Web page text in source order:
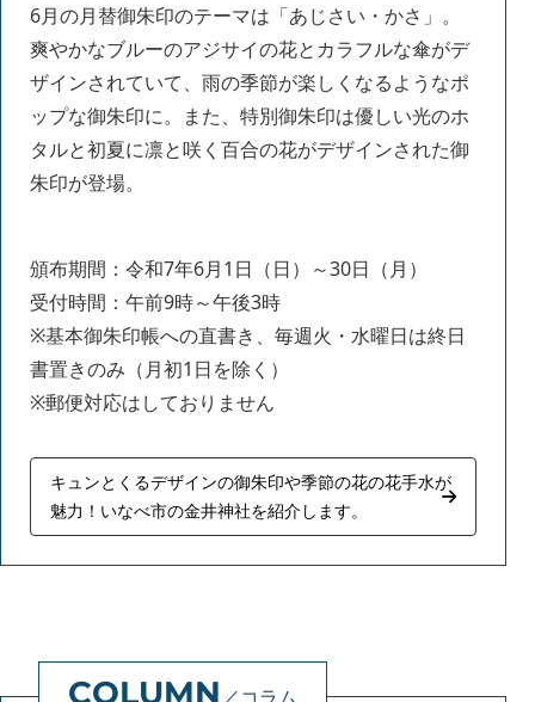
6月の月替御朱印のテーマは「あじさい・かさ」。
爽やかなブルーのアジサイの花とカラフルな傘がデ
ザインされていて、雨の季節が楽しくなるようなポ
ップな御朱印に。また、特別御朱印は優しい光のホ
タルと初夏に凛と咲く百合の花がデザインされた御
朱印が登場。
頒布期間：令和7年6月1日（日）～30日（月）
受付時間：午前9時～午後3時
※基本御朱印帳への直書き、毎週火・水曜日は終日
書置きのみ（月初1日を除く）
※郵便対応はしておりません
キュンとくるデザインの御朱印や季節の花の花手水が
魅力！いなべ市の金井神社を紹介します。